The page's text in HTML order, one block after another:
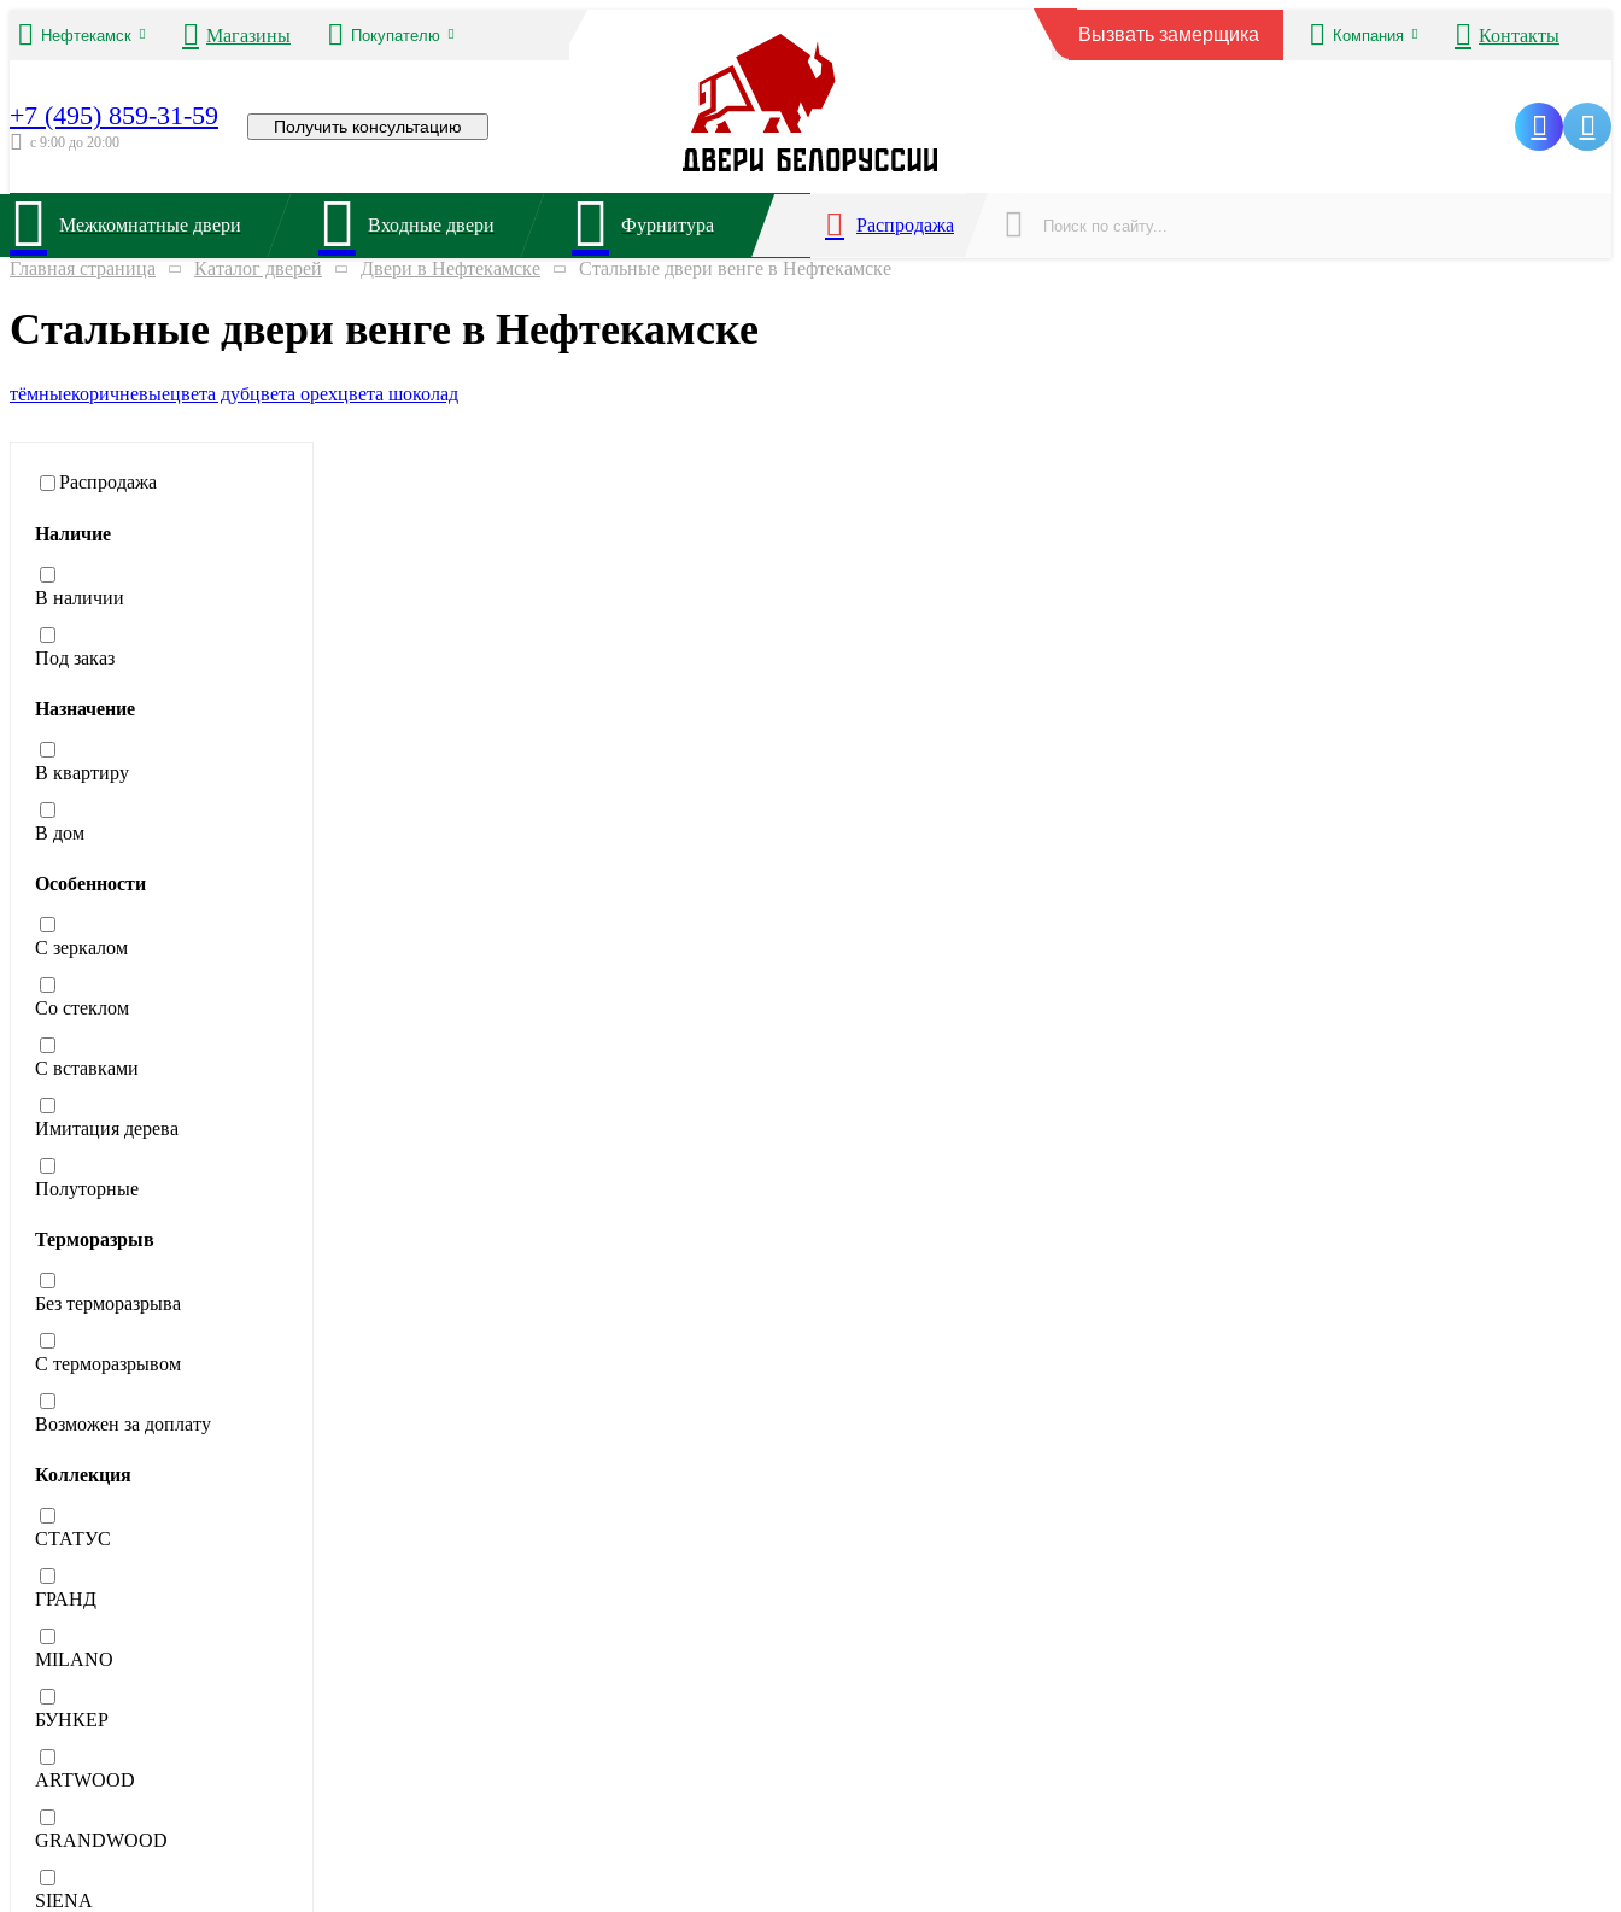
Нефтекамск Магазины Покупателю Вызвать замерщика Компания Контакты
+7 (495) 859-31-59
с 9:00 до 20:00
Получить консультацию
Межкомнатные двери Входные двери Фурнитура Распродажа
Главная страница Каталог дверей Двери в Нефтекамске Стальные двери венге в Нефтекамске
Стальные двери венге в Нефтекамске
тёмныекоричневыецвета дубцвета орехцвета шоколад
Распродажа
Наличие
В наличии
Под заказ
Назначение
В квартиру
В дом
Особенности
С зеркалом
Со стеклом
С вставками
Имитация дерева
Полуторные
Терморазрыв
Без терморазрыва
С терморазрывом
Возможен за доплату
Коллекция
СТАТУС
ГРАНД
MILANO
БУНКЕР
ARTWOOD
GRANDWOOD
SIENA